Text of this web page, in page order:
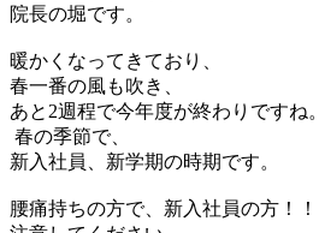
院長の堀です。
暖かくなってきており、
春一番の風も吹き、
あと2週程で今年度が終わりですね。
春の季節で、
新入社員、新学期の時期です。
腰痛持ちの方で、新入社員の方！！